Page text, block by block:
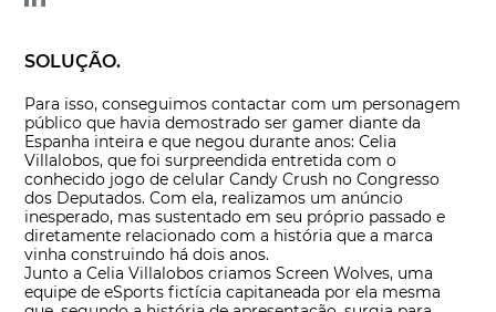
SOLUÇÃO.
Para isso, conseguimos contactar com um personagem
público que havia demostrado ser gamer diante da
Espanha inteira e que negou durante anos: Celia
Villalobos, que foi surpreendida entretida com o
conhecido jogo de celular Candy Crush no Congresso
dos Deputados. Com ela, realizamos um anúncio
inesperado, mas sustentado em seu próprio passado e
diretamente relacionado com a história que a marca
vinha construindo há dois anos.
Junto a Celia Villalobos criamos Screen Wolves, uma
equipe de eSports fictícia capitaneada por ela mesma